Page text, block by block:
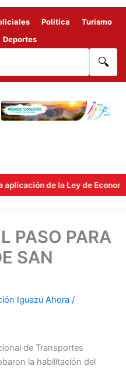
Politica
Turismo
Deportes
🔍
de la Ley de Economía del
PASO PARA
SAN
Iguazu Ahora /
de Transportes
la habilitación del